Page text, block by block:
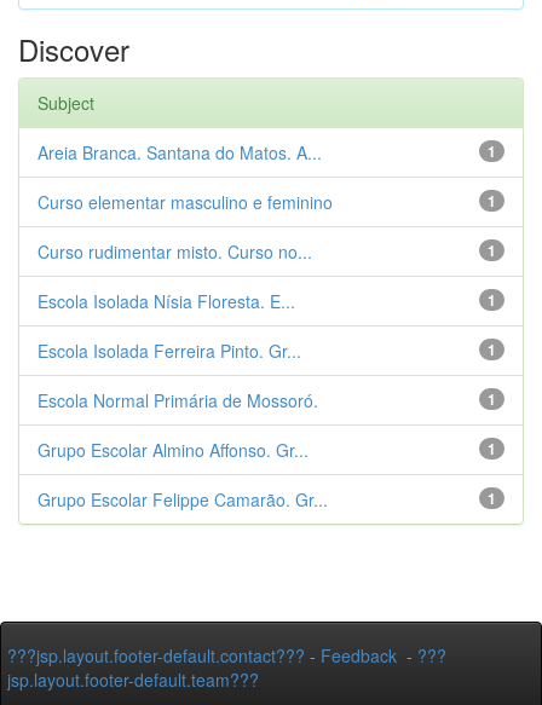
Discover
Subject
1
Areia Branca. Santana do Matos. A...
1
Curso elementar masculino e feminino
1
Curso rudimentar misto. Curso no...
1
Escola Isolada Nísia Floresta. E...
1
Escola Isolada Ferreira Pinto. Gr...
1
Escola Normal Primária de Mossoró.
1
Grupo Escolar Almino Affonso. Gr...
1
Grupo Escolar Felippe Camarão. Gr...
???jsp.layout.footer-default.contact??? - Feedback - ???
jsp.layout.footer-default.team???